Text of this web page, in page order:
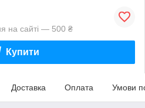
на сайті — 500 ₴
Купити
Доставка Оплата Умови